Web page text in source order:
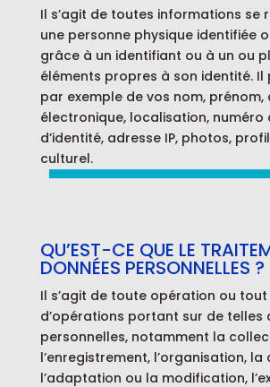
Il s’agit de toutes informations se
une personne physique identifiée
grâce à un identifiant ou à un ou
éléments propres à son identité. Il
par exemple de vos nom, prénom,
électronique, localisation, numéro
d’identité, adresse IP, photos,
culturel.
QU’EST-CE QUE LE
DONNÉES PERSONNELLES ?
Il s’agit de toute opération ou
d’opérations portant sur de telles
personnelles, notamment la
l’enregistrement, l’organisation,
l’adaptation ou la modification,